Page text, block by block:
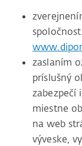
zaslaním
príslušný
zabezpečí
miestne
na web
výveske,